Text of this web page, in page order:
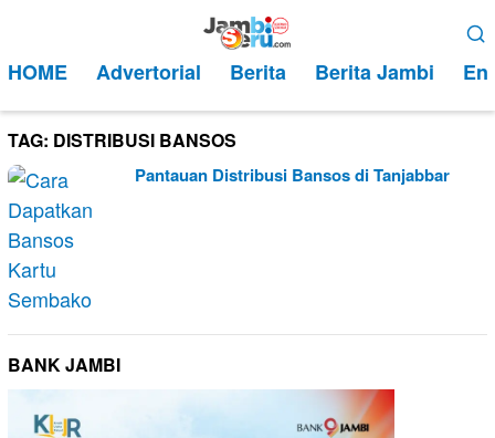
kontenMobile
HOME Advertorial Berita Berita Jambi
TAG: DISTRIBUSI BANSOS
Pantauan Distribusi Bansos di Tanjabbar
BANK JAMBI